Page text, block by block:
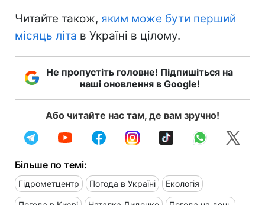
Читайте також, яким може бути перший
місяць літа в Україні в цілому.
Не пропустіть головне! Підпишіться на
наші оновлення в Google!
Або читайте нас там, де вам зручно!
Більше по темі:
Гідрометцентр Погода в Україні Екологія